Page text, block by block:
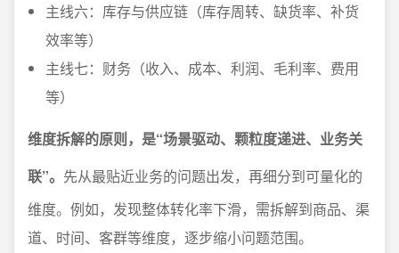
主线六：库存与供应链（库存周转、缺货率、补货
效率等）
主线七：财务（收入、成本、利润、毛利率、费用
等）
维度拆解的原则，是“场景驱动、颗粒度递进、业务关
联”。 先从最贴近业务的问题出发，再细分到可量化的
维度。例如，发现整体转化率下滑，需拆解到商品、渠
道、时间、客群等维度，逐步缩小问题范围。